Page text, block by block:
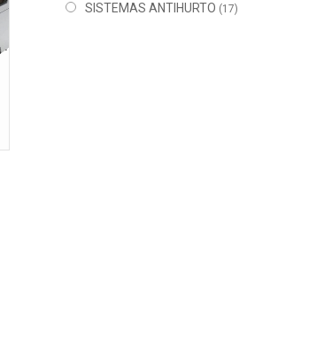
SISTEMAS ANTIHURTO (17)